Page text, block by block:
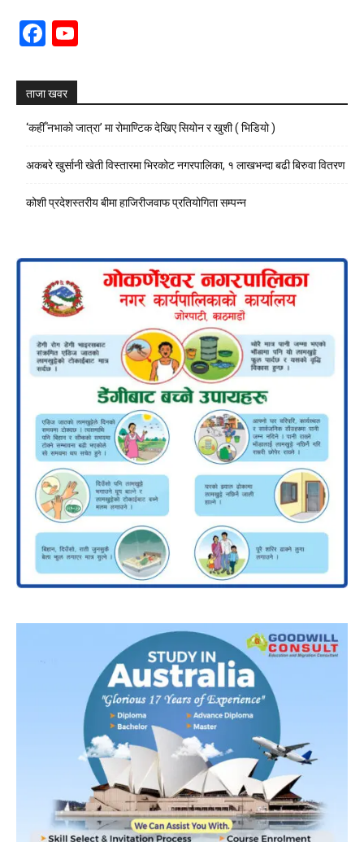
Facebook
ताजा खवर
‘कहीँ नभाको जात्रा’ मा रोमाण्टिक देखिए सियोन र खुशी ( भिडियो )
अकबरे खुर्सानी खेती विस्तारमा भिरकोट नगरपालिका, १ लाखभन्दा बढी बिरुवा वितरण
कोशी प्रदेशस्तरीय बीमा हाजिरीजवाफ प्रतियोगिता सम्पन्न